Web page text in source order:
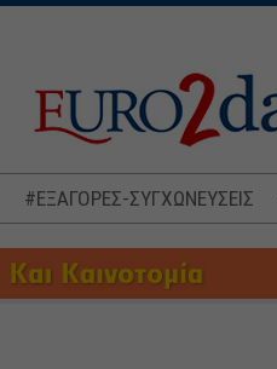
#ΕΞΑΓΟΡΕΣ-ΣΥΓΧΩΝΕΥΣΕΙΣ